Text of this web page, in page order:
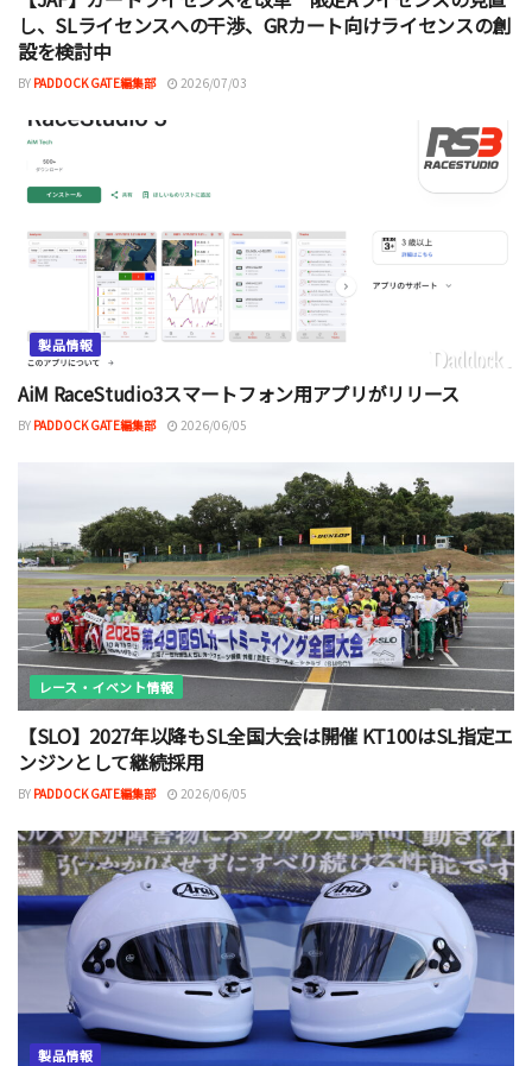
し、SLライセンスへの干渉、GRカート向けライセンスの創
設を検討中
BY PADDOCK GATE編集部 2026/07/03
製品情報
AiM RaceStudio3スマートフォン用アプリがリリース
BY PADDOCK GATE編集部 2026/06/05
レース・イベント情報
【SLO】2027年以降もSL全国大会は開催 KT100はSL指定エ
ンジンとして継続採用
BY PADDOCK GATE編集部 2026/06/05
製品情報